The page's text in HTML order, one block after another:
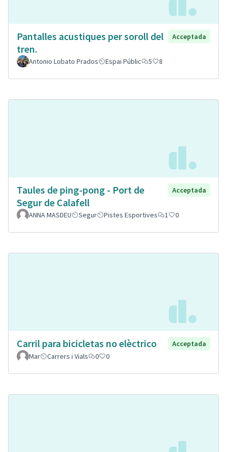
Pantalles acustiques per soroll del
tren.
Acceptada
Antonio Lobato Prados Espai Públic 5 8
Taules de ping-pong - Port de
Segur de Calafell
Acceptada
ANNA MASDEU Segur Pistes Esportives 1 0
Carril para bicicletas no elèctrico
Acceptada
Mar
Carrers i Vials 0 0